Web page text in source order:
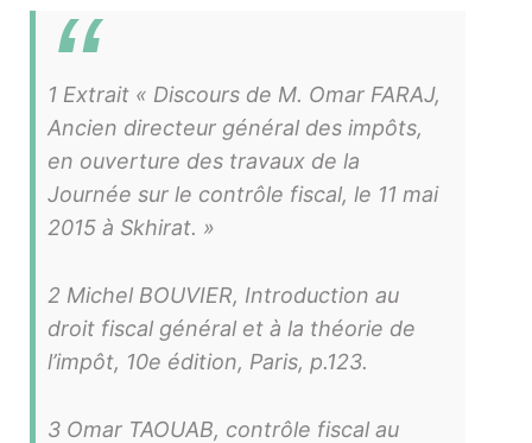
1 Extrait « Discours de M. Omar FARAJ,
Ancien directeur général des impôts,
en ouverture des travaux de la
Journée sur le contrôle fiscal, le 11 mai
2015 à Skhirat. »
2 Michel BOUVIER, Introduction au
droit fiscal général et à la théorie de
l’impôt, 10e édition, Paris, p.123.
3 Omar TAOUAB, contrôle fiscal au